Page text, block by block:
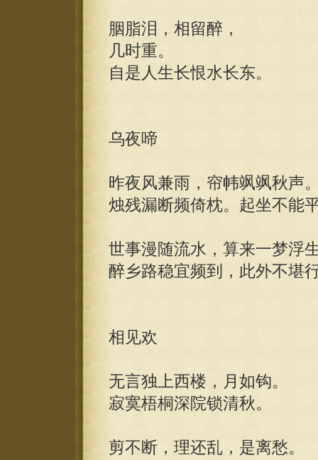
胭脂泪，相留醉，
几时重。
自是人生长恨水长东。
乌夜啼
昨夜风兼雨，帘帏飒飒秋声
烛残漏断频倚枕。起坐不能
世事漫随流水，算来一梦浮
醉乡路稳宜频到，此外不堪
相见欢
无言独上西楼，月如钩。
寂寞梧桐深院锁清秋。
剪不断，理还乱，是离愁。